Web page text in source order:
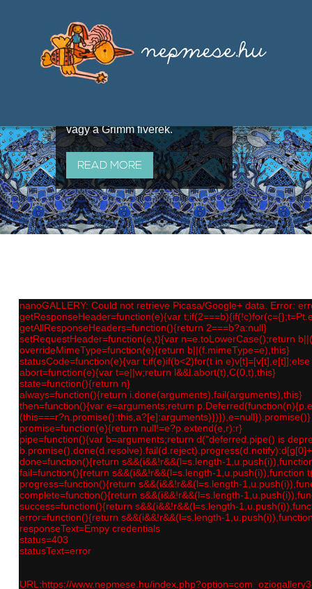
útján terjedő elbeszélésekből,
melyeket olyan ismert gyűjtők
állítottak össze, mint Benedek
vagy a Grimm fivérek.
READ MORE
nanoGALLERY: Could not retrieve Picasa/Google+ data. Error:
getResponseHeader=function(e){var
getAllResponseHeaders=function(){return 2===b?a:null}
setRequestHeader=function(e,t){var n=e.toLowerCase();return
overrideMimeType=function(e){return b||(f.mimeType=e),this}
statusCode=function(e){var t;if(e)if(b<2)for(t in
abort=function(e){var t=e||w;return l&&l.abort(t),C(0,t),this}
state=function(){return n}
always=function(){return i.done(arguments).fail(arguments),this}
then=function(){var e=arguments;return
(this===r?n.promise():this,a?[e]:arguments)})}),e=null}).promise()}
promise=function(e){return null!=e?p.extend(e,r):r}
pipe=function(){var b=arguments;return d("deferred.pipe() is
done=function(){return s&&(i&&!r&&(l=s.length-
fail=function(){return s&&(i&&!r&&(l=s.length-
progress=function(){return s&&(i&&!r&&(l=s.length-
complete=function(){return s&&(i&&!r&&(l=s.length-
success=function(){return s&&(i&&!r&&(l=s.length-
error=function(){return s&&(i&&!r&&(l=s.length-
responseText=Empy credentials
status=403
statusText=error
URL:https://www.nepmese.hu/